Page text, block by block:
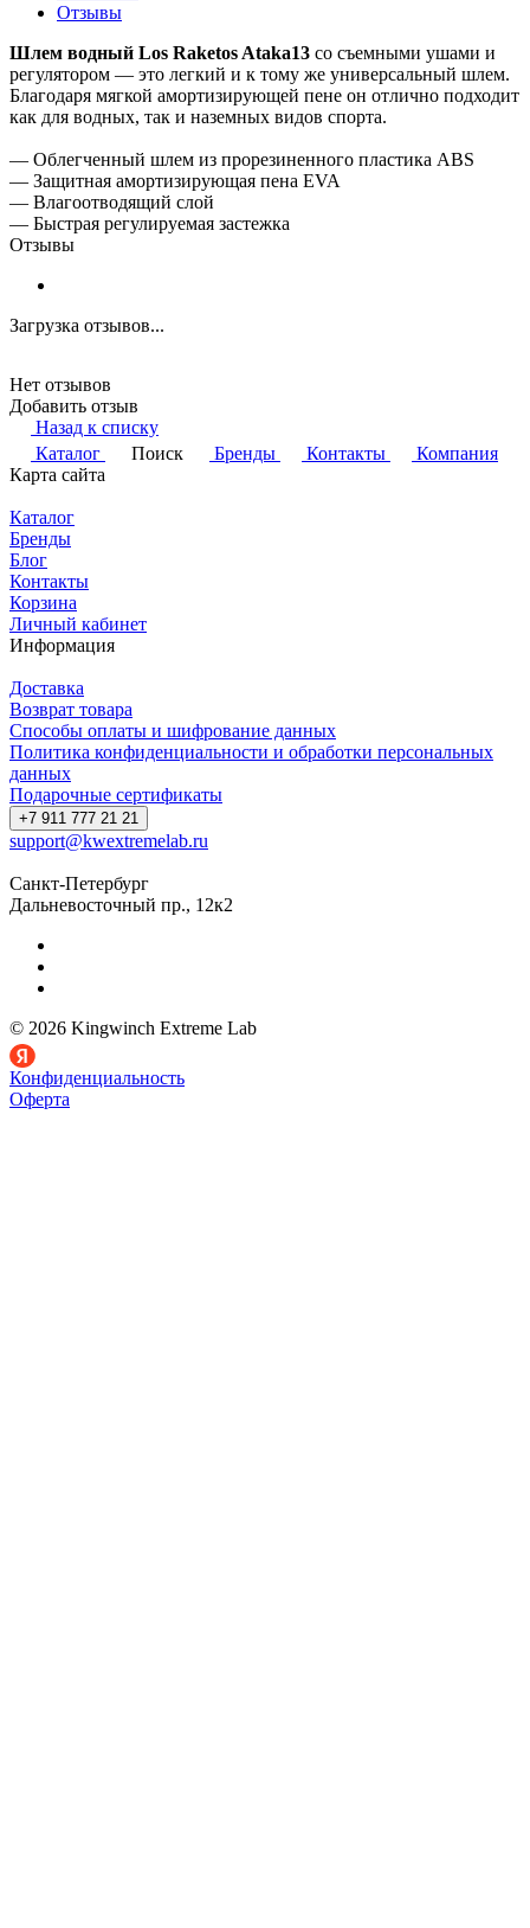
Отзывы
Шлем водный Los Raketos Ataka13 со съемными ушами и
регулятором — это легкий и к тому же универсальный шлем.
Благодаря мягкой амортизирующей пене он отлично подходит
как для водных, так и наземных видов спорта.
— Облегченный шлем из прорезиненного пластика ABS
— Защитная амортизирующая пена EVA
— Влагоотводящий слой
— Быстрая регулируемая застежка
Отзывы
Загрузка отзывов...
Нет отзывов
Добавить отзыв
Назад к списку
Каталог
Поиск Бренды Контакты
Компания
Карта сайта
Каталог
Бренды
Блог
Контакты
Корзина
Личный кабинет
Информация
Доставка
Возврат товара
Способы оплаты и шифрование данных
Политика конфиденциальности и обработки персональных
данных
Подарочные сертификаты
+7 911 777 21 21
support@kwextremelab.ru
Санкт-Петербург
Дальневосточный пр., 12к2
© 2026 Kingwinch Extreme Lab
Конфиденциальность
Оферта